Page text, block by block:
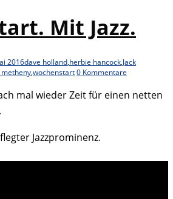
Mit Jazz.
2016dave holland,herbie hancock,Jack
,wochenstart0 Kommentare
mal wieder Zeit für einen netten
Jazzprominenz.